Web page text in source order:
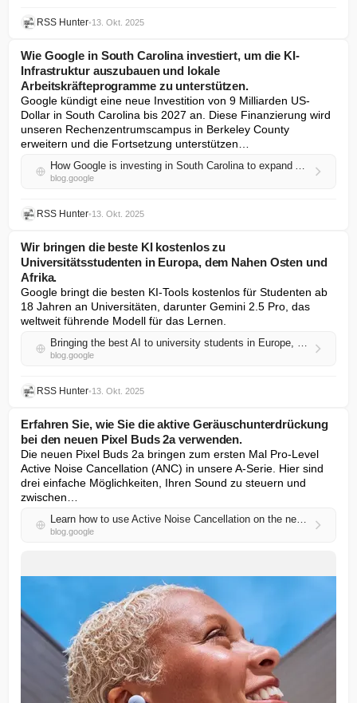
RSS Hunter•13. Okt. 2025
Wie Google in South Carolina investiert, um die KI-
Infrastruktur auszubauen und lokale
Arbeitskräfteprogramme zu unterstützen.
Google kündigt eine neue Investition von 9 Milliarden US-
Dollar in South Carolina bis 2027 an. Diese Finanzierung wird
unseren Rechenzentrumscampus in Berkeley County
erweitern und die Fortsetzung unterstützen…
How Google is investing in South Carolina to expand AI infrastructure and support local workforce programs.
blog.google
RSS Hunter•13. Okt. 2025
Wir bringen die beste KI kostenlos zu
Universitätsstudenten in Europa, dem Nahen Osten und
Afrika.
Google bringt die besten KI-Tools kostenlos für Studenten ab
18 Jahren an Universitäten, darunter Gemini 2.5 Pro, das
weltweit führende Modell für das Lernen.
Bringing the best AI to university students in Europe, the Middle East, and Africa, at no cost
blog.google
RSS Hunter•13. Okt. 2025
Erfahren Sie, wie Sie die aktive Geräuschunterdrückung
bei den neuen Pixel Buds 2a verwenden.
Die neuen Pixel Buds 2a bringen zum ersten Mal Pro-Level
Active Noise Cancellation (ANC) in unsere A-Serie. Hier sind
drei einfache Möglichkeiten, Ihren Sound zu steuern und
zwischen…
Learn how to use Active Noise Cancellation on the new Pixel Buds 2a.
blog.google